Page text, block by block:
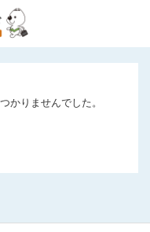
かりませんでした。